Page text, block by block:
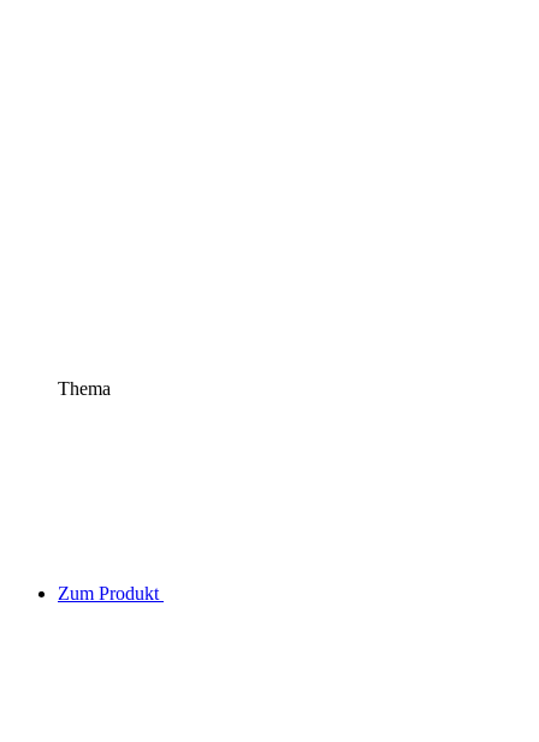
Thema
Zum Produkt